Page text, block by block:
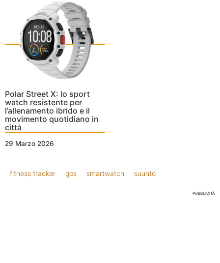
Polar Street X: lo sport
watch resistente per
l’allenamento ibrido e il
movimento quotidiano in
città
29 Marzo 2026
fitness tracker gps smartwatch suunto
PUBBLICITÀ